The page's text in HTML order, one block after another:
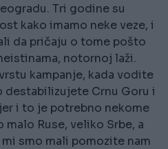
Tri godine su
kako imamo neke veze, i
da pričaju o tome pošto
notornoj laži.
kampanje, kada vodite
destabilizujete Crnu Goru i
i to je potrebno nekome
Ruse, veliko Srbe, a
smo mali pomozite nam